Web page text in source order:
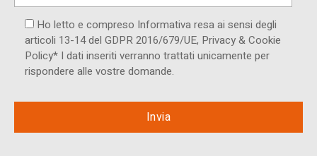
Ho letto e compreso Informativa resa ai ​sensi degli
articoli 13-14 del GDPR 2016/679/UE, Privacy & Cookie
Policy* I dati inseriti verranno trattati unicamente per
rispondere alle vostre domande.